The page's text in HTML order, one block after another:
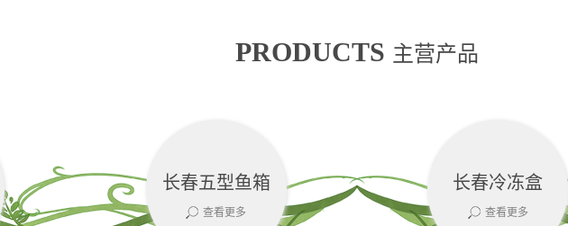
PRODUCTS 主营产品
长春五型鱼箱
查看更多
长春冷冻盒
查看更多